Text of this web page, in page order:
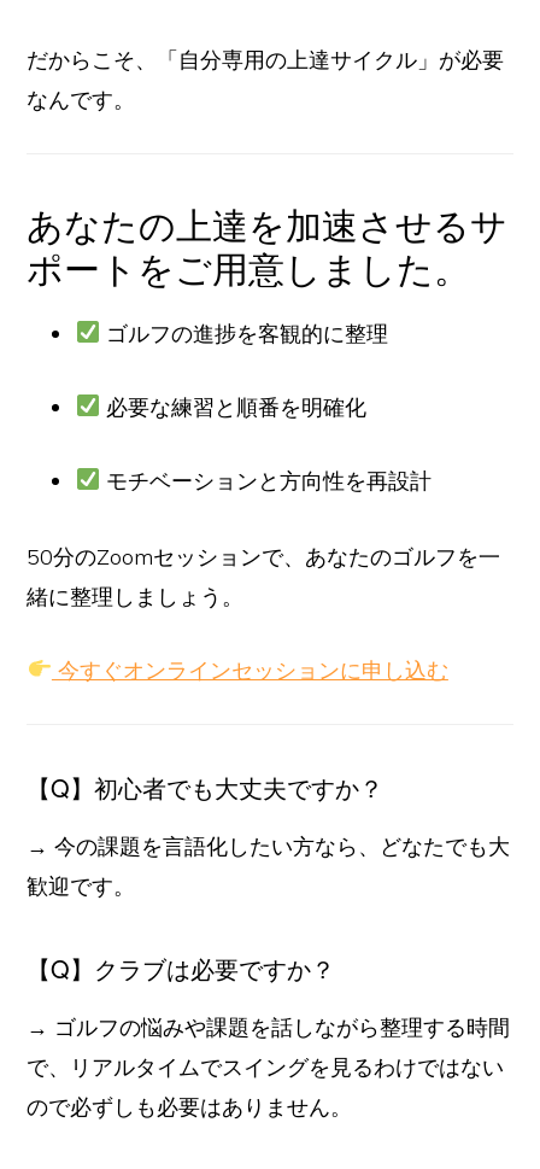
だからこそ、「自分専用の上達サイクル」が必要
なんです。
あなたの上達を加速させるサ
ポートをご用意しました。
ゴルフの進捗を客観的に整理
必要な練習と順番を明確化
モチベーションと方向性を再設計
50分のZoomセッションで、あなたのゴルフを一
緒に整理しましょう。
今すぐオンラインセッションに申し込む
【Q】初心者でも大丈夫ですか？
→ 今の課題を言語化したい方なら、どなたでも大
歓迎です。
【Q】クラブは必要ですか？
→ ゴルフの悩みや課題を話しながら整理する時間
で、リアルタイムでスイングを見るわけではない
ので必ずしも必要はありません。